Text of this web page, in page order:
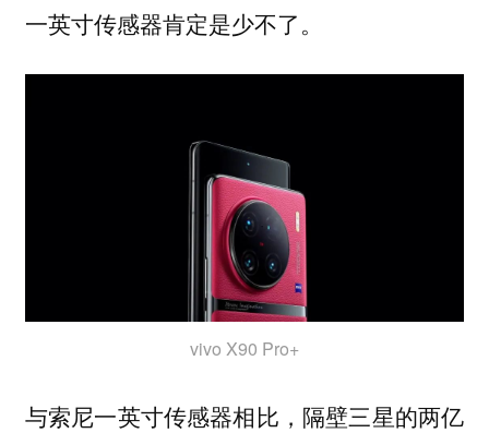
一英寸传感器肯定是少不了。
vivo X90 Pro+
与索尼一英寸传感器相比，隔壁三星的两亿